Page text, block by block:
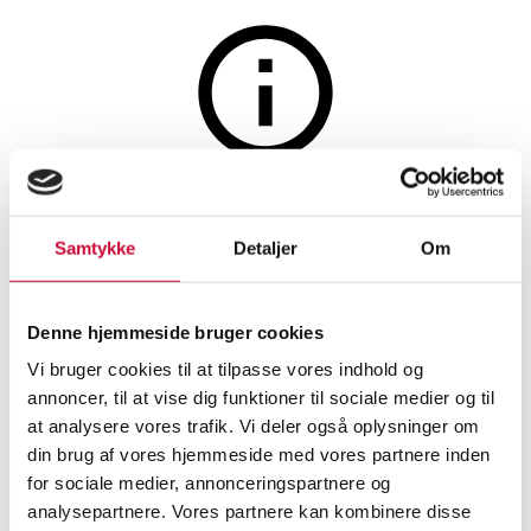
Samtykke Detaljer Om
Denne hjemmeside bruger cookies
Vi bruger cookies til at tilpasse vores indhold og
annoncer, til at vise dig funktioner til sociale medier og til
at analysere vores trafik. Vi deler også oplysninger om
din brug af vores hjemmeside med vores partnere inden
for sociale medier, annonceringspartnere og
analysepartnere. Vores partnere kan kombinere disse
Orientalsk
Ottomanske Tophane
kaffekopper, opiumsvægte
m.m. (12)
SHOWROOM
Vejle
VURDERING
DKK 1.000
VARENUMMER
6541885